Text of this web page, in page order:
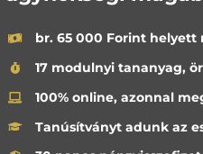
br. 65 000 Forint helyett
17 modulnyi tananyag,
100% online, azonnal
Tanúsítványt adunk az